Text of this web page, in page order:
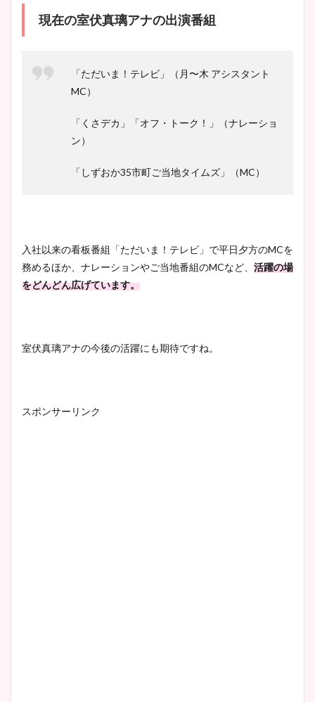
現在の室伏真璃アナの出演番組
「ただいま！テレビ」（月〜木 アシスタント
MC）
「くさデカ」「オフ・トーク！」（ナレーショ
ン）
「しずおか35市町ご当地タイムズ」（MC）
入社以来の看板番組「ただいま！テレビ」で平日夕方のMCを
務めるほか、ナレーションやご当地番組のMCなど、 活躍の場
をどんどん広げています。
室伏真璃アナの今後の活躍にも期待ですね。
スポンサーリンク